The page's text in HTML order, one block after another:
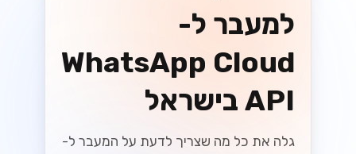
מקסום ה-
WhatsApp
Business API